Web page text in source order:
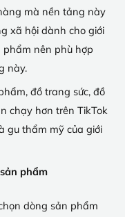
mà nền tảng này
xã hội dành cho giới
phẩm nên phù hợp
này.
đồ trang sức, đồ
chạy hơn trên TikTok
gu thẩm mỹ của giới
phẩm
dòng sản phẩm